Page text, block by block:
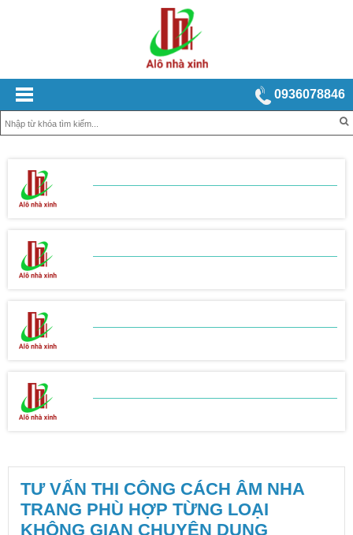
0936078846
TƯ VẤN THI CÔNG CÁCH ÂM NHA
TRANG PHÙ HỢP TỪNG LOẠI
KHÔNG GIAN CHUYÊN DỤNG